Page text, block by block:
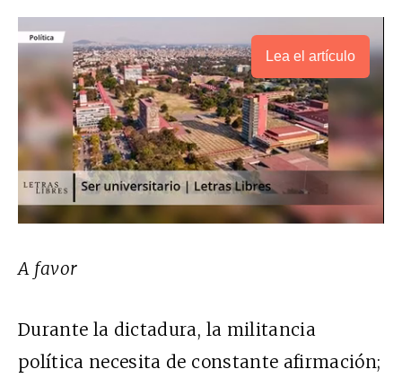
Lea el artículo
A favor
Durante la dictadura, la militancia
política necesita de constante afirmación;